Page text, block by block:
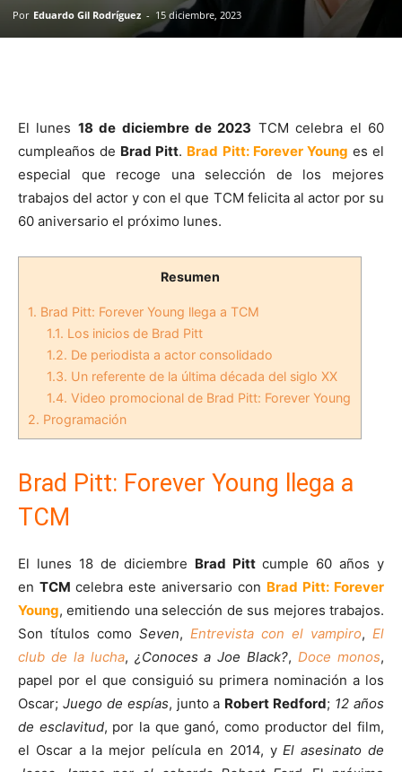
Por Eduardo Gil Rodríguez - 15 diciembre, 2023
El lunes 18 de diciembre de 2023 TCM celebra el 60
cumpleaños de Brad Pitt. Brad Pitt: Forever Young es el
especial que recoge una selección de los mejores
trabajos del actor y con el que TCM felicita al actor por su
60 aniversario el próximo lunes.
Resumen
1. Brad Pitt: Forever Young llega a TCM
1.1. Los inicios de Brad Pitt
1.2. De periodista a actor consolidado
1.3. Un referente de la última década del siglo XX
1.4. Video promocional de Brad Pitt: Forever Young
2. Programación
Brad Pitt: Forever Young llega a
TCM
El lunes 18 de diciembre Brad Pitt cumple 60 años y
en TCM celebra este aniversario con Brad Pitt: Forever
Young, emitiendo una selección de sus mejores trabajos.
Son títulos como Seven, Entrevista con el vampiro, El
club de la lucha, ¿Conoces a Joe Black?,Doce monos,
papel por el que consiguió su primera nominación a los
Oscar; Juego de espías, junto a Robert Redford; 12 años
de esclavitud, por la que ganó, como productor del film,
el Oscar a la mejor película en 2014, yEl asesinato de